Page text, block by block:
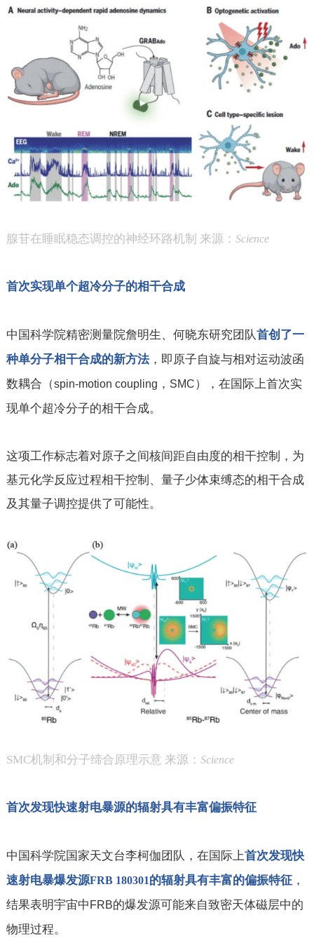
腺苷在睡眠稳态调控的神经环路机制 来源： Science
首次实现单个超冷分子的相干合成
中国科学院精密测量院詹明生、何晓东研究团队首创了一
种单分子相干合成的新方法，即原子自旋与相对运动波函
数耦合（spin-motion coupling ， SMC），在国际上首次实
现单个超冷分子的相干合成。
这项工作标志着对原子之间核间距自由度的相干控制，为
基元化学反应过程相干控制、量子少体束缚态的相干合成
及其量子调控提供了可能性。
SMC机制和分子缔合原理示意 来源： Science
首次发现快速射电暴源的辐射具有丰富偏振特征
中国科学院国家天文台李柯伽团队，在国际上首次发现快
速射电暴爆发源FRB 180301的辐射具有丰富的偏振特征，
结果表明宇宙中 FRB的爆发源可能来自致密天体磁层中的
物理过程。